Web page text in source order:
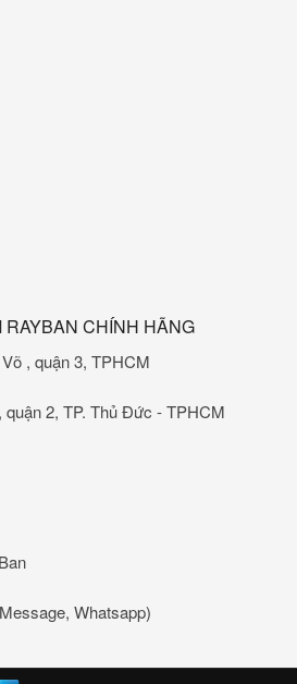
CHÍNH HÃNG
, quận 3, TPHCM
2, TP. Thủ Đức - TPHCM
Whatsapp)